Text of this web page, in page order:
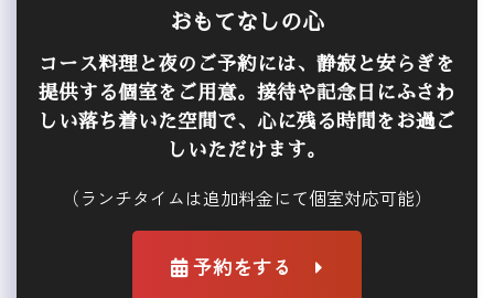
おもてなしの心
コース料理と夜のご予約には、静寂と安らぎを
提供する個室をご用意。接待や記念日にふさわ
しい落ち着いた空間で、心に残る時間をお過ご
しいただけます。
（ランチタイムは追加料金にて個室対応可能）
予約をする